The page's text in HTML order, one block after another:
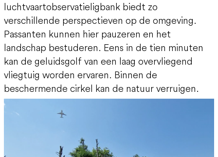
luchtvaartobservatieligbank biedt zo
verschillende perspectieven op de omgeving.
Passanten kunnen hier pauzeren en het
landschap bestuderen. Eens in de tien minuten
kan de geluidsgolf van een laag overvliegend
vliegtuig worden ervaren. Binnen de
beschermende cirkel kan de natuur verruigen.